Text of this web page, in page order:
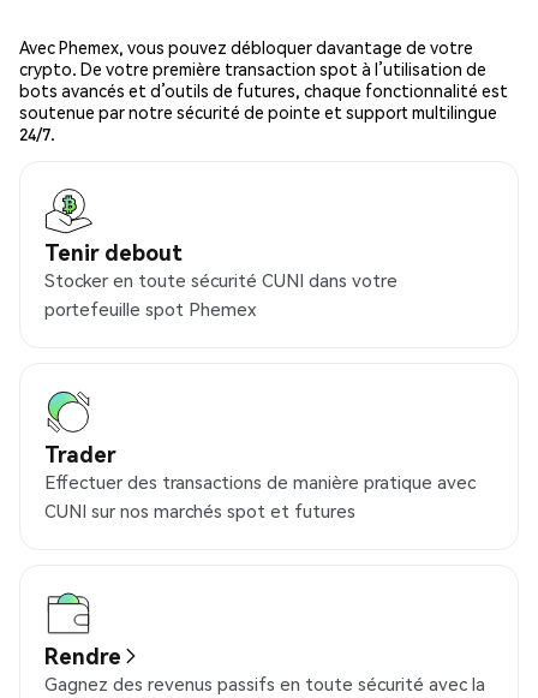
Avec Phemex, vous pouvez débloquer davantage de votre
crypto. De votre première transaction spot à l’utilisation de
bots avancés et d’outils de futures, chaque fonctionnalité est
soutenue par notre sécurité de pointe et support multilingue
24/7.
Tenir debout
Stocker en toute sécurité CUNI dans votre
portefeuille spot Phemex
Trader
Effectuer des transactions de manière pratique avec
CUNI sur nos marchés spot et futures
Rendre
Gagnez des revenus passifs en toute sécurité avec la